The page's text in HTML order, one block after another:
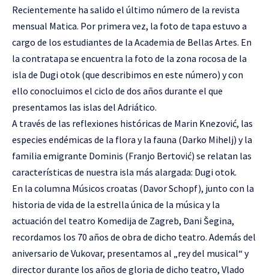
Recientemente ha salido el último número de la revista
mensual Matica. Por primera vez, la foto de tapa estuvo a
cargo de los estudiantes de la Academia de Bellas Artes. En
la contratapa se encuentra la foto de la zona rocosa de la
isla de Dugi otok (que describimos en este número) y con
ello conocluimos el ciclo de dos años durante el que
presentamos las islas del Adriático.
A través de las reflexiones históricas de Marin Knezović, las
especies endémicas de la flora y la fauna (Darko Mihelj) y la
familia emigrante Dominis (Franjo Bertović) se relatan las
características de nuestra isla más alargada: Dugi otok.
En la columna Músicos croatas (Davor Schopf), junto con la
historia de vida de la estrella única de la música y la
actuación del teatro Komedija de Zagreb, Đani Šegina,
recordamos los 70 años de obra de dicho teatro. Además del
aniversario de Vukovar, presentamos al „rey del musical“ y
director durante los años de gloria de dicho teatro, Vlado